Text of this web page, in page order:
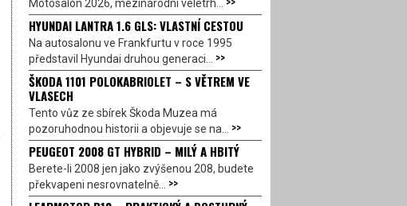
Motosalon 2026, mezinárodní veletrh...
HYUNDAI LANTRA 1.6 GLS: VLASTNÍ CESTOU
Na autosalonu ve Frankfurtu v roce 1995
představil Hyundai druhou generaci... >>
ŠKODA 1101 POLOKABRIOLET – S VĚTREM VE
VLASECH
Tento vůz ze sbírek Škoda Muzea má
pozoruhodnou historii a objevuje se na... >>
PEUGEOT 2008 GT HYBRID – MILÝ A HBITÝ
Berete-li 2008 jen jako zvýšenou 208, budete
překvapeni nesrovnatelně... >>